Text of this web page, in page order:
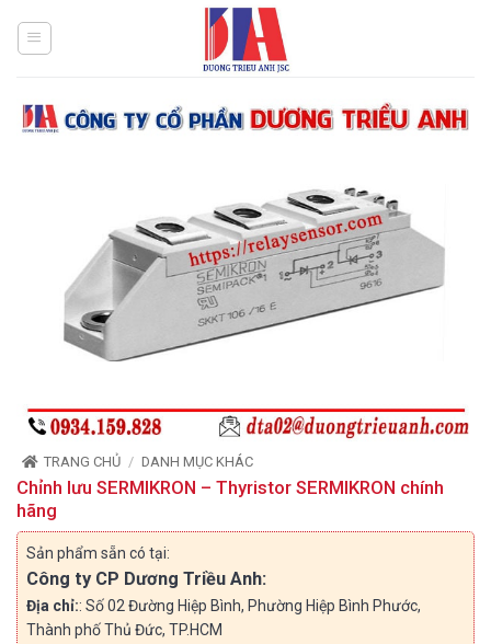
TRANG CHỦ / DANH MỤC KHÁC
Chỉnh lưu SERMIKRON – Thyristor SERMIKRON chính
hãng
Sản phẩm sẵn có tại:
Công ty CP Dương Triều Anh:
Địa chỉ:: Số 02 Đường Hiệp Bình, Phường Hiệp Bình Phước,
Thành phố Thủ Đức, TP.HCM